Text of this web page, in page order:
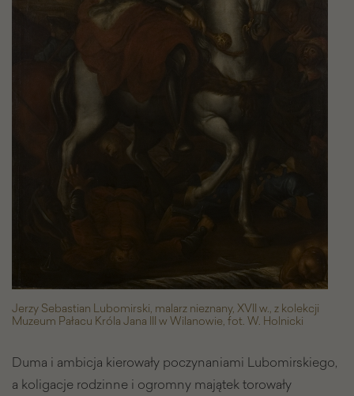
Jerzy Sebastian Lubomirski, malarz nieznany, XVII w., z kolekcji
Muzeum Pałacu Króla Jana III w Wilanowie, fot. W. Holnicki
Duma i ambicja kierowały poczynaniami Lubomirskiego,
a koligacje rodzinne i ogromny majątek torowały